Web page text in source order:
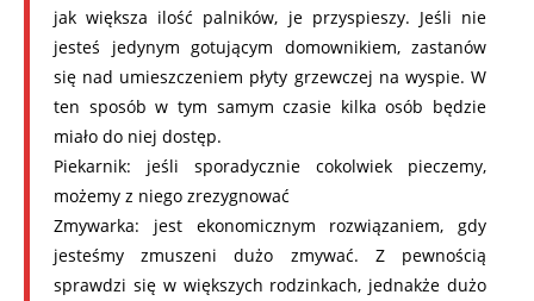
jak większa ilość palników, je przyspieszy. Jeśli nie
jesteś jedynym gotującym domownikiem, zastanów
się nad umieszczeniem płyty grzewczej na wyspie. W
ten sposób w tym samym czasie kilka osób będzie
miało do niej dostęp.
Piekarnik: jeśli sporadycznie cokolwiek pieczemy,
możemy z niego zrezygnować
Zmywarka: jest ekonomicznym rozwiązaniem, gdy
jesteśmy zmuszeni dużo zmywać. Z pewnością
sprawdzi się w większych rodzinkach, jednakże dużo